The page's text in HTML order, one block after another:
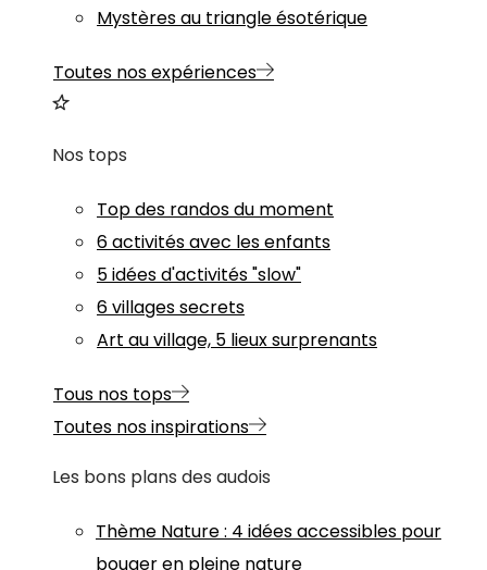
Mystères au triangle ésotérique
Toutes nos expériences
Nos tops
Top des randos du moment
6 activités avec les enfants
5 idées d'activités "slow"
6 villages secrets
Art au village, 5 lieux surprenants
Tous nos tops
Toutes nos inspirations
Les bons plans des audois
Thème Nature: 4 idées accessibles pour
bouger en pleine nature